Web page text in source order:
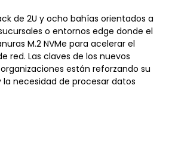
de 2U y ocho bahías orientados a
o entornos edge donde el
M.2 NVMe para acelerar el
red. Las claves de los nuevos
están reforzando su
necesidad de procesar datos